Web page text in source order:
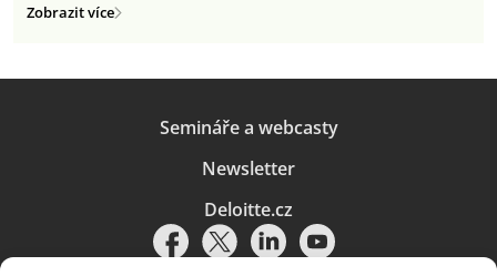
Zobrazit více
Semináře a webcasty
Newsletter
Deloitte.cz